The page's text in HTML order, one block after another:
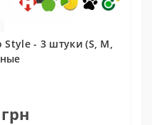
- 3 штуки (S, M,